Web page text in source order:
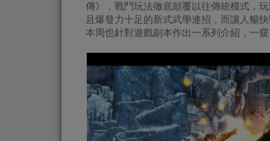
傳》，戰鬥玩法徹底顛覆以往傳統模式，
且爆發力十足的新式武學連招，而讓人暢
本周也針對遊戲副本作出一系列介紹，一